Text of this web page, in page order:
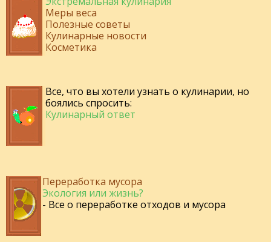
Меры веса
Полезные советы
Кулинарные новости
Косметика
Все, что вы хотели узнать о кулинарии, но
боялись спросить:
Кулинарный ответ
Переработка мусора
Экология или жизнь?
- Все о переработке отходов и мусора